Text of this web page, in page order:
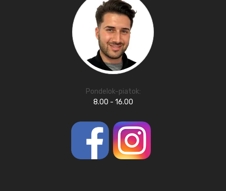
Pondelok-piatok:
8.00 - 16.00